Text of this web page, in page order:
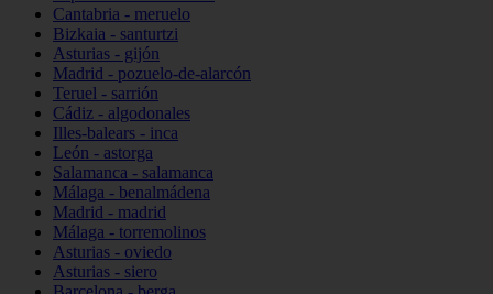
Cantabria - meruelo
Bizkaia - santurtzi
Asturias - gijón
Madrid - pozuelo-de-alarcón
Teruel - sarrión
Cádiz - algodonales
Illes-balears - inca
León - astorga
Salamanca - salamanca
Málaga - benalmádena
Madrid - madrid
Málaga - torremolinos
Asturias - oviedo
Asturias - siero